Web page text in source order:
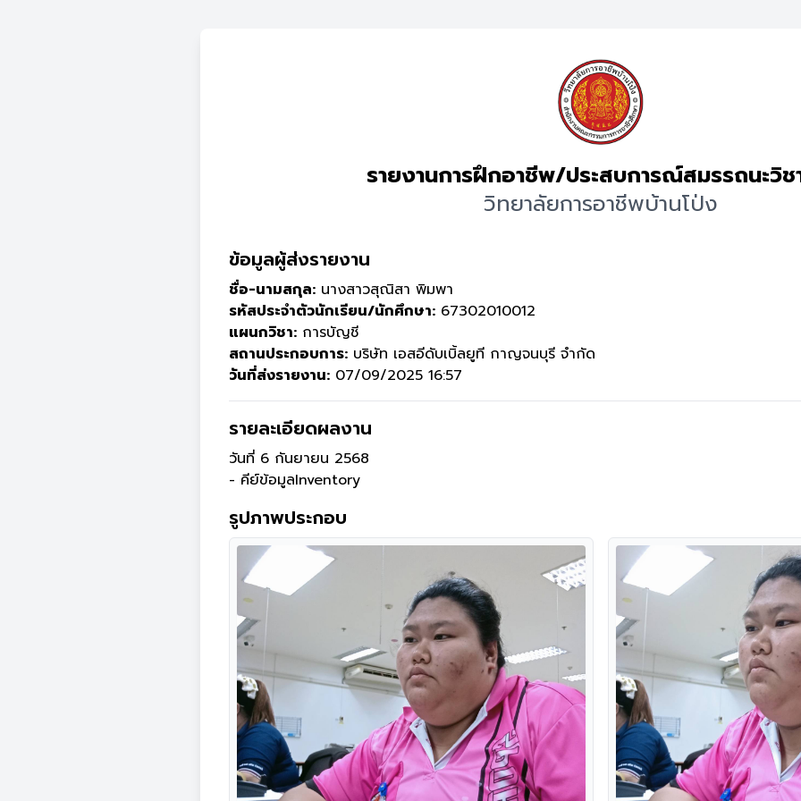
รายงานการฝึกอาชีพ/ประสบการณ์สมรรถนะวิ
วิทยาลัยการอาชีพบ้านโป่ง
ข้อมูลผู้ส่งรายงาน
ชื่อ-นามสกุล: นางสาวสุณิสา พิมพา
รหัสประจำตัวนักเรียน/นักศึกษา: 67302010012
แผนกวิชา: การบัญชี
สถานประกอบการ: บริษัท เอสอีดับเบิ้ลยูที กาญจนบุรี จำกัด
วันที่ส่งรายงาน: 07/09/2025 16:57
รายละเอียดผลงาน
วันที่ 6 กันยายน 2568
รูปภาพประกอบ